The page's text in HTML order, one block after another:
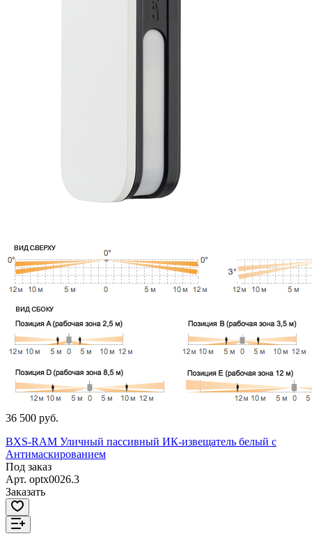
36 500 руб.
BXS-RAM Уличный пассивный ИК-извещатель белый с
Антимаскированием
Под заказ
Арт. optx0026.3
Заказать